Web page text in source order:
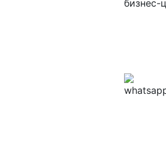
бизнес-